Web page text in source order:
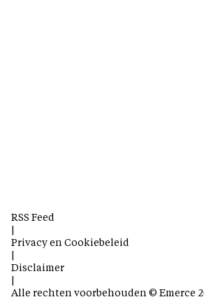
RSS Feed
Privacy en Cookiebeleid
Disclaimer
Alle rechten voorbehouden © Emerce